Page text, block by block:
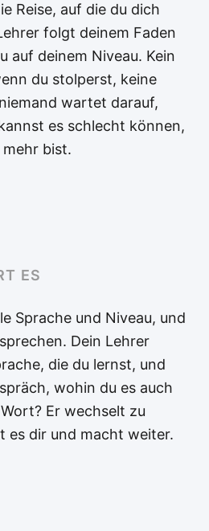
Reise, auf die du dich
folgt deinem Faden
auf deinem Niveau. Kein
du stolperst, keine
wartet darauf,
es schlecht können,
bist.
ES
Sprache und Niveau, und
Dein Lehrer
die du lernst, und
wohin du es auch
Er wechselt zu
es dir und macht weiter.